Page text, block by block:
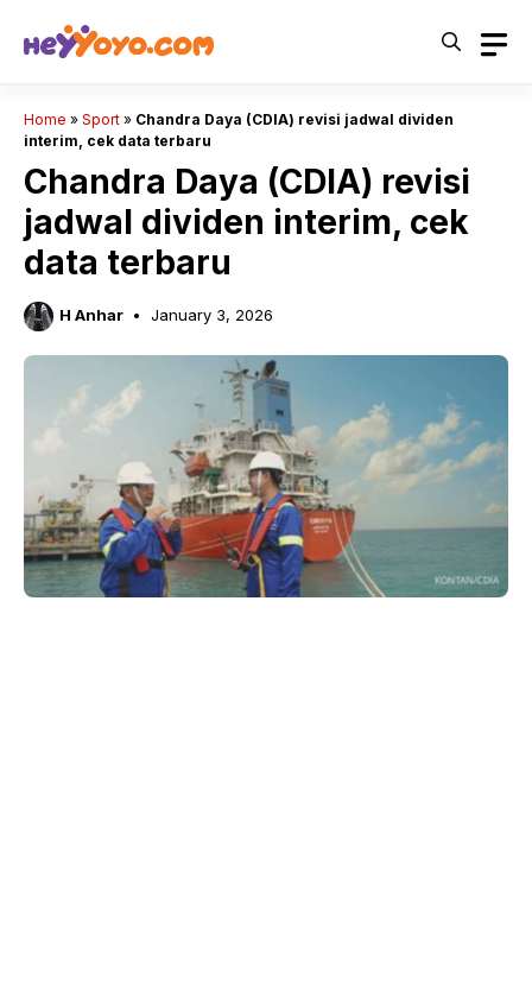
Home » Sport » Chandra Daya (CDIA) revisi jadwal dividen
interim, cek data terbaru
Chandra Daya (CDIA) revisi
jadwal dividen interim, cek
data terbaru
H Anhar January 3, 2026